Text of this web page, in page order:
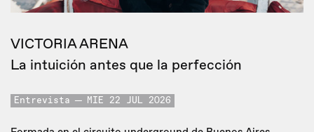
VICTORIA ARENA
La intuición antes que la perfección
Entrevista MIE 22 JUL 2026